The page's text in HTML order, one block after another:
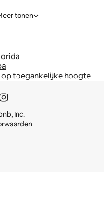
tonen
toegankelijke hoogte
Inc.